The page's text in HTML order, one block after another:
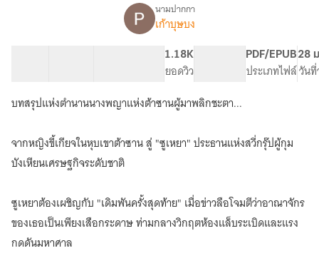
กับ
ระบบ
ข้าว
อู่น้ำ
(จบ)
เรื่อง
ทะลุ
มิติ
ไป
เป็น
แม่
อัจฉริยะ
ยุค
ระบบ
อู่
ข้าว
นามปากกา
เก้าบุษบง
1.18K
ยอดวิว
PDF/EPUB
ประเภทไฟล์
28
วันที่
บทสรุปแห่งตำนานนางพญาแห่งต้าซานผู้มาพลิกชะตา...
จากหญิงขี้เกียจในหุบเขาต้าซาน สู่ "ซูเหยา" ประธานแห่งสวี่กรุ๊ปผู้กุม
บังเหียนเศรษฐกิจระดับชาติ
ซูเหยาต้องเผชิญกับ "เดิมพันครั้งสุดท้าย" เมื่อข่าวลือโจมตีว่าอาณาจักร
ของเธอเป็นเพียงเสือกระดาษ ท่ามกลางวิกฤตห้องแล็บระเบิดและแรง
กดดันมหาศาล